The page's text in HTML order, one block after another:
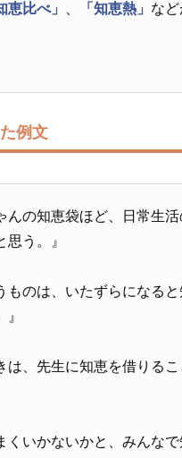
恵比べ」 「知恵熱」 など
例文
んの知恵袋ほど、日常生
思う。』
ものは、いたずらになると
は、先生に知恵を借りる
くいかないかと、みんな